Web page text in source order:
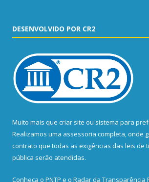
DESENVOLVIDO POR CR2
Muito mais que criar site ou sistema para
Realizamos uma assessoria completa, onde
contrato que todas as exigências das leis de
pública serão atendidas.
Conheça o PNTP e o Radar da Transparência